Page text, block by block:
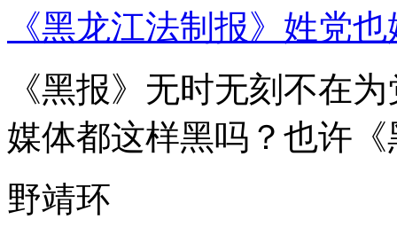
《黑龙江法制报》姓党
《黑报》无时无刻不在
媒体都这样黑吗？也许
野靖环